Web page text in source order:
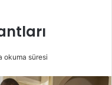
okuma süresi